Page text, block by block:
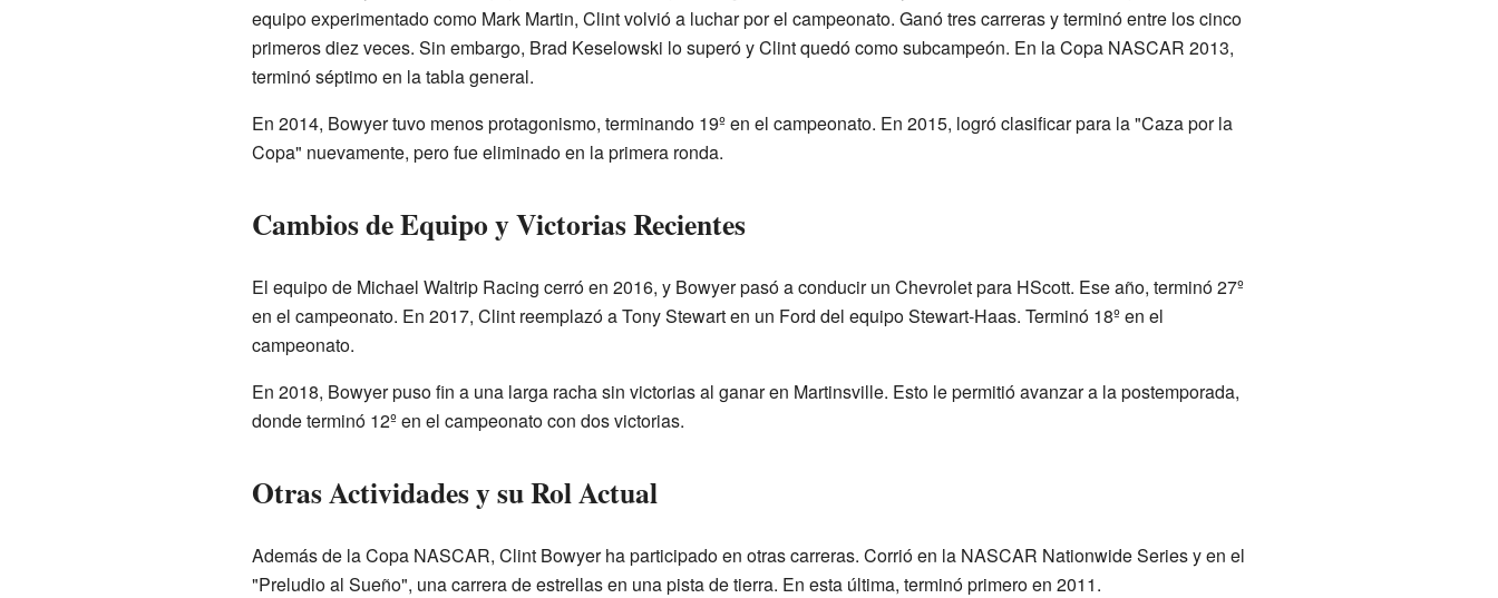
equipo experimentado como Mark Martin, Clint volvió a luchar por el campeonato. Ganó tres carreras y terminó entre los cinco
primeros diez veces. Sin embargo, Brad Keselowski lo superó y Clint quedó como subcampeón. En la Copa NASCAR 2013,
terminó séptimo en la tabla general.
En 2014, Bowyer tuvo menos protagonismo, terminando 19º en el campeonato. En 2015, logró clasificar para la "Caza por la
Copa" nuevamente, pero fue eliminado en la primera ronda.
Cambios de Equipo y Victorias Recientes
El equipo de Michael Waltrip Racing cerró en 2016, y Bowyer pasó a conducir un Chevrolet para HScott. Ese año, terminó 27º
en el campeonato. En 2017, Clint reemplazó a Tony Stewart en un Ford del equipo Stewart-Haas. Terminó 18º en el
campeonato.
En 2018, Bowyer puso fin a una larga racha sin victorias al ganar en Martinsville. Esto le permitió avanzar a la postemporada,
donde terminó 12º en el campeonato con dos victorias.
Otras Actividades y su Rol Actual
Además de la Copa NASCAR, Clint Bowyer ha participado en otras carreras. Corrió en la NASCAR Nationwide Series y en el
"Preludio al Sueño", una carrera de estrellas en una pista de tierra. En esta última, terminó primero en 2011.